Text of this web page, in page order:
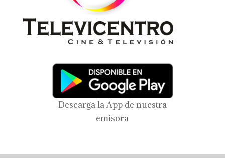
Descarga la App de nuestra
emisora